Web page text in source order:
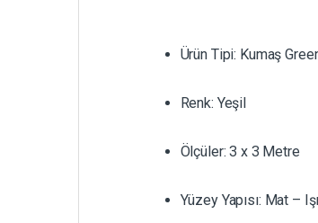
Ürün Tipi: Kumaş
Renk: Yeşil
Ölçüler: 3 x 3 Metre
Yüzey Yapısı: Mat –